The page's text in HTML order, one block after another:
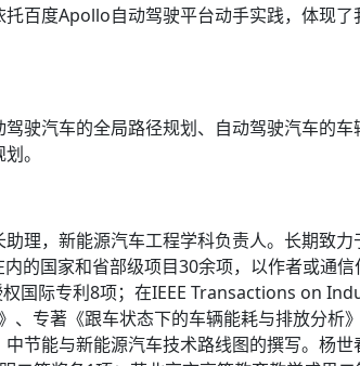
百度Apollo自动驾驶平台动手实践，体现了
驶汽车的全局路径规划、自动驾驶汽车的车
。
理，新能源汽车工程学科负责人。长期致
的国家和省部级项目30余项，以作者或通信
国际专利8项；在IEEE Transactions on
、专著《跟车状态下的车辆能耗与排放分析
节能与新能源汽车技术路线图的撰写。杨